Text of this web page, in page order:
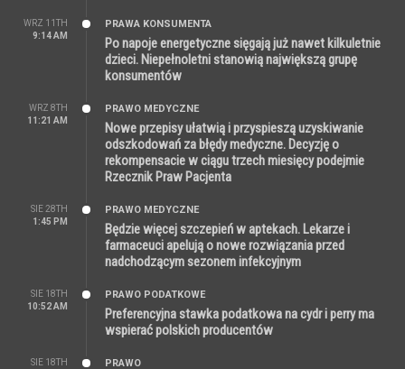
WRZ 11TH
9:14 AM
PRAWA KONSUMENTA
Po napoje energetyczne sięgają już nawet kilkuletnie
dzieci. Niepełnoletni stanowią największą grupę
konsumentów
WRZ 8TH
11:21 AM
PRAWO MEDYCZNE
Nowe przepisy ułatwią i przyspieszą uzyskiwanie
odszkodowań za błędy medyczne. Decyzję o
rekompensacie w ciągu trzech miesięcy podejmie
Rzecznik Praw Pacjenta
SIE 28TH
1:45 PM
PRAWO MEDYCZNE
Będzie więcej szczepień w aptekach. Lekarze i
farmaceuci apelują o nowe rozwiązania przed
nadchodzącym sezonem infekcyjnym
SIE 18TH
10:52 AM
PRAWO PODATKOWE
Preferencyjna stawka podatkowa na cydr i perry ma
wspierać polskich producentów
SIE 18TH PRAWO